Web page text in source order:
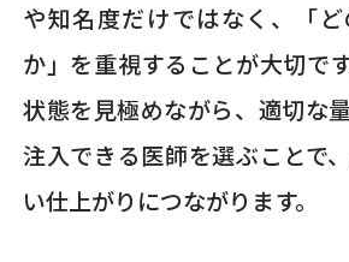
や知名度だけではなく、「
か」を重視することが大切で
状態を見極めながら、適切な
注入できる医師を選ぶことで
い仕上がりにつながります。